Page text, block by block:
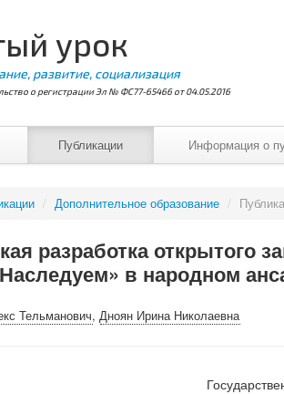
урок
развитие, социализация
о регистрации Эл № ФС77-65466 от 04.05.2016
Публикации Информация о
/ Дополнительное образование /
разработка открытого
в народном
Тельманович,Дноян Ирина Николаевна